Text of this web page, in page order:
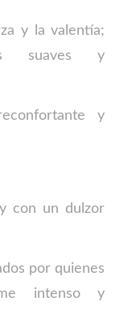
y la valentía;
suaves y
y
con un dulzor
por quienes
intenso y